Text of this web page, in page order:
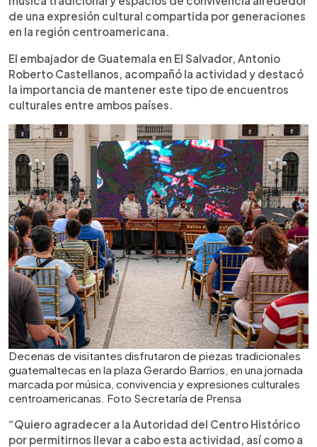
de una expresión cultural compartida por generaciones
en la región centroamericana.
El embajador de Guatemala en El Salvador, Antonio
Roberto Castellanos, acompañó la actividad y destacó
la importancia de mantener este tipo de encuentros
culturales entre ambos países.
Decenas de visitantes disfrutaron de piezas tradicionales
guatemaltecas en la plaza Gerardo Barrios, en una jornada
marcada por música, convivencia y expresiones culturales
centroamericanas. Foto Secretaría de Prensa
“Quiero agradecer a la Autoridad del Centro Histórico
por permitirnos llevar a cabo esta actividad, así como a